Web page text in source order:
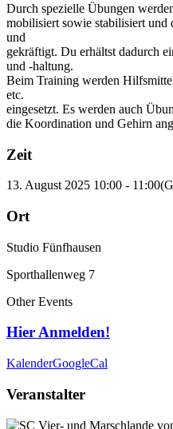
Durch spezielle Übungen
mobilisiert sowie stabilisiert und
und
gekräftigt. Du erhältst dadurch
und -haltung.
Beim Training werden
etc.
eingesetzt. Es werden auch
die Koordination und Gehirn
Zeit
13. August 2025 10:00 - 11:00
Ort
Studio Fünfhausen
Sporthallenweg 7
Other Events
Hier Anmelden!
KalenderGoogleCal
Veranstalter